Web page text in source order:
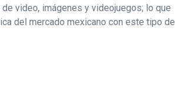
video, imágenes y videojuegos; lo que
del mercado mexicano con este tipo de